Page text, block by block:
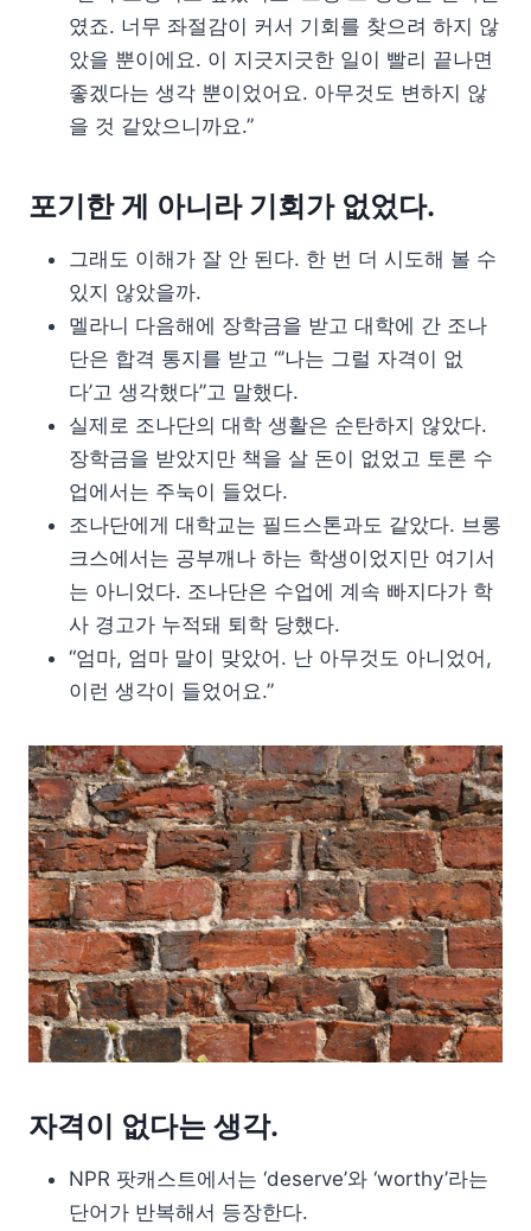
였죠. 너무 좌절감이 커서 기회를 찾으려 하지 않
았을 뿐이에요. 이 지긋지긋한 일이 빨리 끝나면
좋겠다는 생각 뿐이었어요. 아무것도 변하지 않
을 것 같았으니까요.”
포기한 게 아니라 기회가 없었다.
그래도 이해가 잘 안 된다. 한 번 더 시도해 볼 수
있지 않았을까.
멜라니 다음해에 장학금을 받고 대학에 간 조나
단은 합격 통지를 받고 “’나는 그럴 자격이 없
다’고 생각했다”고 말했다.
실제로 조나단의 대학 생활은 순탄하지 않았다.
장학금을 받았지만 책을 살 돈이 없었고 토론 수
업에서는 주눅이 들었다.
조나단에게 대학교는 필드스톤과도 같았다. 브롱
크스에서는 공부깨나 하는 학생이었지만 여기서
는 아니었다. 조나단은 수업에 계속 빠지다가 학
사 경고가 누적돼 퇴학 당했다.
“엄마, 엄마 말이 맞았어. 난 아무것도 아니었어,
이런 생각이 들었어요.”
자격이 없다는 생각.
NPR 팟캐스트에서는 ‘deserve’와 ‘worthy’라는
단어가 반복해서 등장한다.